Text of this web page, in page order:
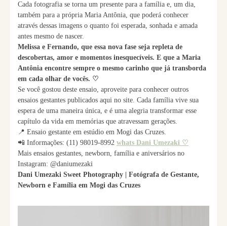
Cada fotografia se torna um presente para a família e, um dia,
também para a própria Maria Antônia, que poderá conhecer
através dessas imagens o quanto foi esperada, sonhada e amada
antes mesmo de nascer.
Melissa e Fernando, que essa nova fase seja repleta de
descobertas, amor e momentos inesquecíveis. E que a Maria
Antônia encontre sempre o mesmo carinho que já transborda
em cada olhar de vocês. ♡
Se você gostou deste ensaio, aproveite para conhecer outros
ensaios gestantes publicados aqui no site. Cada família vive sua
espera de uma maneira única, e é uma alegria transformar esse
capítulo da vida em memórias que atravessam gerações.
📍 Ensaio gestante em estúdio em Mogi das Cruzes.
📲 Informações: (11) 98019-8992 whats Dani Umezaki ♡
Mais ensaios gestantes, newborn, família e aniversários no
Instagram: @daniumezaki
Dani Umezaki Sweet Photography | Fotógrafa de Gestante,
Newborn e Família em Mogi das Cruzes